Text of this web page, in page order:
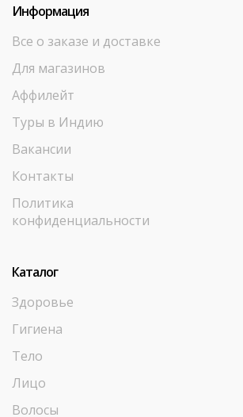
Информация
Все о заказе и доставке
Для магазинов
Аффилейт
Туры в Индию
Вакансии
Контакты
Политика
конфиденциальности
Каталог
Здоровье
Гигиена
Тело
Лицо
Волосы